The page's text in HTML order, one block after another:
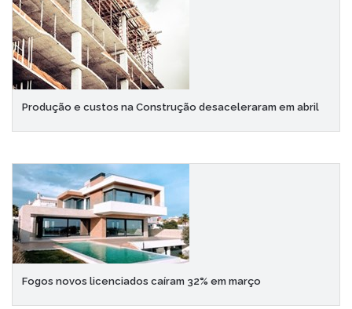
Produção e custos na Construção desaceleraram em abril
Fogos novos licenciados caíram 32% em março